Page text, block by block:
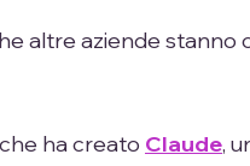
altre aziende
ha creato Claude,